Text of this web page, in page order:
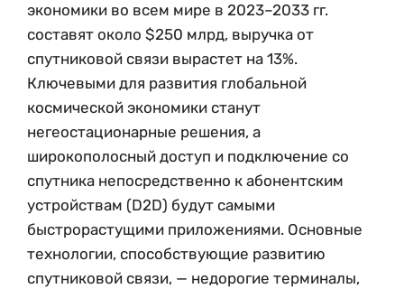
экономики во всем мире в 2023–2033 гг.
составят около $250 млрд, выручка от
спутниковой связи вырастет на 13%.
Ключевыми для развития глобальной
космической экономики станут
негеостационарные решения, а
широкополосный доступ и подключение со
спутника непосредственно к абонентским
устройствам (D2D) будут самыми
быстрорастущими приложениями. Основные
технологии, способствующие развитию
спутниковой связи, — недорогие терминалы,